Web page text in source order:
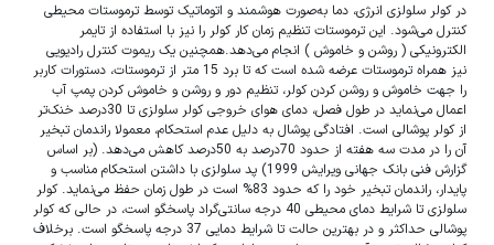
در کولر سلولزی انرژی، دما به‌صورت هوشمند و اتوماتیک توسط ترموستات محیطی
کنترل می‌شود. این ترموستات تنظیم زمان کار کولر را نیز با استفاده از تایمر
الکترونیکی ( روشن و خاموش ) انجام می‌دهد.همچنین یک ریموت کنترل رادیویی
نیز همراه ترموستات عرضه شده است که تا برد 15 متر از ترموستات، دستورات کاربر
را جهت خاموش و روشن کردن کولر، تنظیم دور و روشن و خاموش کردن پمپ آب
اعمال می‌نماید در طول فصل، دمای هوای خروجی کولر سلولزی تا 30درصد خنک‌تر
از کولر پوشالی است. افتادگی پوشال به دلیل عدم استحکام، معمولا راندمان تبخیر
آن را در مدت سه هفته از حدود 70درصد به 50درصد کاهش می‌دهد. (بر اساس
گزارش فنی بانک جهانی ویرایش 1999) پد سلولزی با داشتن استحکام مناسب و
پایدار، راندمان تبخیر خود را که حدود 83% است در طول زمان حفظ می‌نماید. کولر
سلولزی تا شرایط دمای محیطی 40 درجه سانتی‌گراد پاسخگو است، در حالی که کولر
پوشالی حداکثر و در بهترین حالت تا شرایط دمایی 37 درجه پاسخگو ‌است. برخلاف